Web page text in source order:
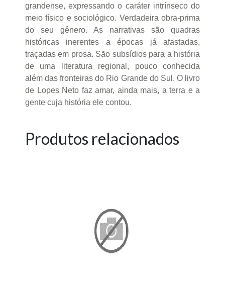
grandense, expressando o caráter intrínseco do
meio físico e sociológico. Verdadeira obra-prima
do seu gênero. As narrativas são quadras
históricas inerentes a épocas já afastadas,
traçadas em prosa. São subsídios para a história
de uma literatura regional, pouco conhecida
além das fronteiras do Rio Grande do Sul. O livro
de Lopes Neto faz amar, ainda mais, a terra e a
gente cuja história ele contou.
Produtos relacionados